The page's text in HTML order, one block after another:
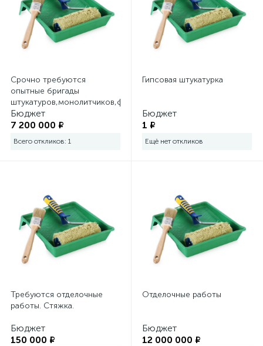
Срочно требуются
опытные бригады
штукатуров,монолитчиков,фасадчиков
Бюджет
7 200 000 ₽
Всего откликов: 1
Гипсовая штукатурка
Бюджет
1 ₽
Ещё нет откликов
Требуются отделочные
работы. Стяжка.
Бюджет
150 000 ₽
Отделочные работы
Бюджет
12 000 000 ₽